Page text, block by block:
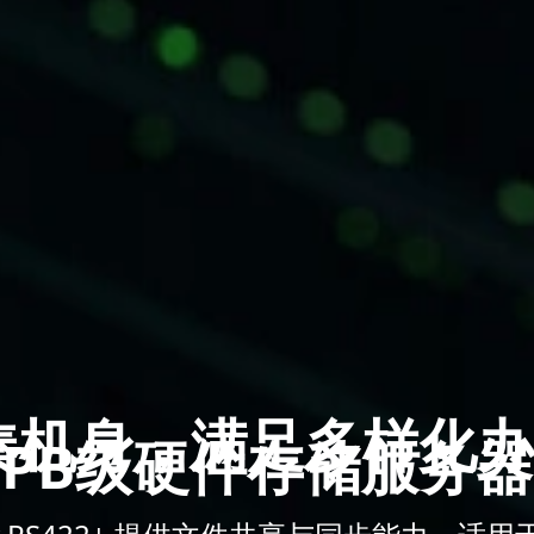
PB级硬件存储服务器
身，满足多样化